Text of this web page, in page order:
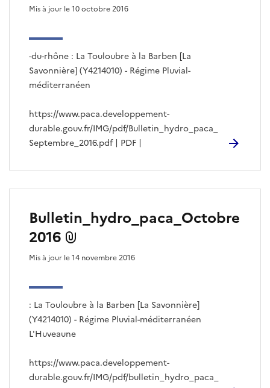
-du-rhône : La Touloubre à la Barben [La
Savonnière] (Y4214010) - Régime Pluvial-
méditerranéen
Mis à jour le 10 octobre 2016
https://www.paca.developpement-
durable.gouv.fr/IMG/pdf/Bulletin_hydro_paca_
Septembre_2016.pdf | PDF |
Bulletin_hydro_paca_Octobre
2016
: La Touloubre à la Barben [La Savonnière]
(Y4214010) - Régime Pluvial-méditerranéen
L'Huveaune
Mis à jour le 14 novembre 2016
https://www.paca.developpement-
durable.gouv.fr/IMG/pdf/bulletin_hydro_paca_